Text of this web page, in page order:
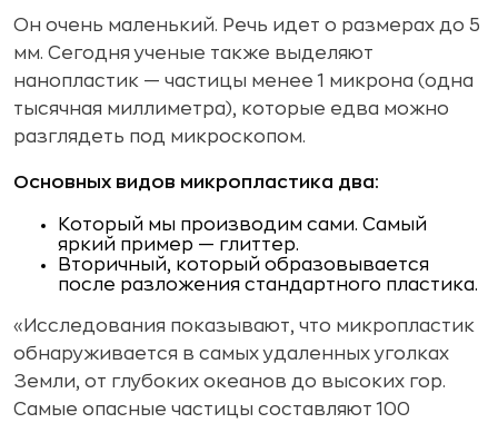
Он очень маленький. Речь идет о размерах до 5
мм. Сегодня ученые также выделяют
нанопластик — частицы менее 1 микрона (одна
тысячная миллиметра), которые едва можно
разглядеть под микроскопом.
Основных видов микропластика два:
Который мы производим сами. Самый
яркий пример — глиттер.
Вторичный, который образовывается
после разложения стандартного пластика.
«Исследования показывают, что микропластик
обнаруживается в самых удаленных уголках
Земли, от глубоких океанов до высоких гор.
Самые опасные частицы составляют 100